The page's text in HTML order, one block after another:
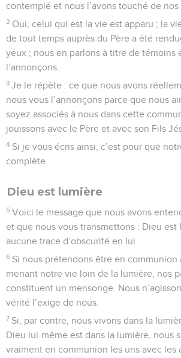
contemplé et nous l’avons touché de nos
2 Oui, celui qui est la vie est apparu ; la
de tout temps auprès du Père a été
yeux ; nous en parlons à titre de témoins
l’annonçons.
3 Je le répète : ce que nous avons
nous vous l’annonçons parce que nous
soyez associés à nous dans cette
jouissons avec le Père et avec son Fils
4 Si je vous écris ainsi, c’est pour que
complète.
Dieu est lumière
5 Voici le message que nous avons
et que nous vous transmettons : Dieu est
aucune trace d’obscurité en lui.
6 Si nous prétendons être en communion
menant notre vie loin de la lumière, nos
constituent un mensonge. Nous
vérité l’exige de nous.
7 Si, par contre, nous vivons dans la
Dieu lui-même est dans la lumière, nous
vraiment en communion les uns avec les